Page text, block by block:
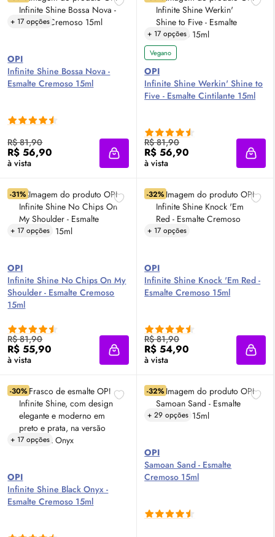
+ 17 opções
OPI
Infinite Shine Bossa Nova -
Esmalte Cremoso 15ml
R$ 81,90
R$ 56,90
à vista Adicionar à sacola
+ 17 opções
Vegano
OPI
Infinite Shine Werkin' Shine to
Five - Esmalte Cintilante 15ml
R$ 81,90
R$ 56,90
à vista
-31%
+ 17 opções
OPI
Infinite Shine No ChipsOn My
Shoulder - Esmalte Cremoso
15ml
R$ 81,90
R$ 55,90
à vista Adicionar à sacola
-32%
+ 17 opções
OPI
Infinite Shine Knock 'Em Red -
Esmalte Cremoso 15ml
R$ 81,90
R$ 54,90
à vista
-30%
+ 17 opções
OPI
Infinite Shine Black Onyx -
Esmalte Cremoso 15ml
-32%
+ 29 opções
OPI
Samoan Sand - Esmalte
Cremoso 15ml